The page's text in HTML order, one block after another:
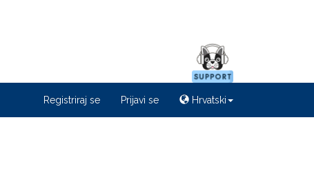
Registriraj se Prijavi se Hrvatski